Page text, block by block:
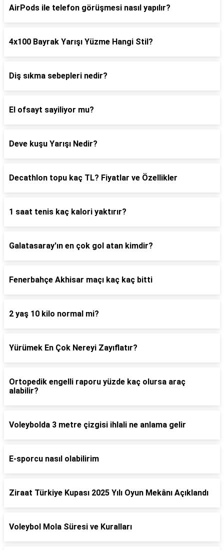
AirPods ile telefon görüşmesi nasıl yapılır?
4x100 Bayrak Yarışı Yüzme Hangi Stil?
Diş sıkma sebepleri nedir?
El ofsayt sayiliyor mu?
Deve kuşu Yarışı Nedir?
Decathlon topu kaç TL? Fiyatlar ve Özellikler
1 saat tenis kaç kalori yaktırır?
Galatasaray'ın en çok gol atan kimdir?
Fenerbahçe Akhisar maçı kaç kaç bitti
2 yaş 10 kilo normal mi?
Yürümek En Çok Nereyi Zayıflatır?
Ortopedik engelli raporu yüzde kaç olursa araç
alabilir?
Voleybolda 3 metre çizgisi ihlali ne anlama gelir
E-sporcu nasıl olabilirim
Ziraat Türkiye Kupası 2025 Yılı Oyun Mekânı Açıklandı
Voleybol Mola Süresi ve Kuralları